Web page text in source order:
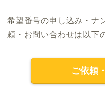
希望番号の申し込み・ナ
頼・お問い合わせは以下
ご依頼